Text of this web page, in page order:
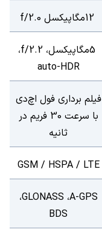
12مگاپیکسل f/2.0
5مگاپیکسل، f/2.2،
auto-HDR
فیلم برداری فول اچ‌دی
با سرعت 30 فریم در
ثانیه
GSM / HSPA / LTE
A-GPS، GLONASS،
BDS